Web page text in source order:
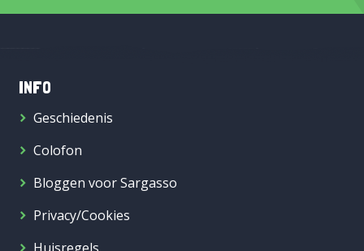
INFO
Geschiedenis
Colofon
Bloggen voor Sargasso
Privacy/Cookies